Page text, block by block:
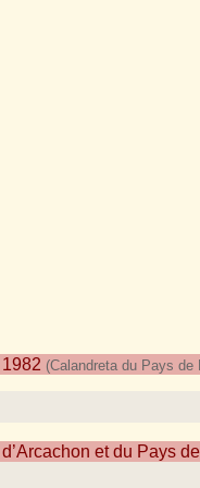
(Calandreta du Pays de
et du Pays